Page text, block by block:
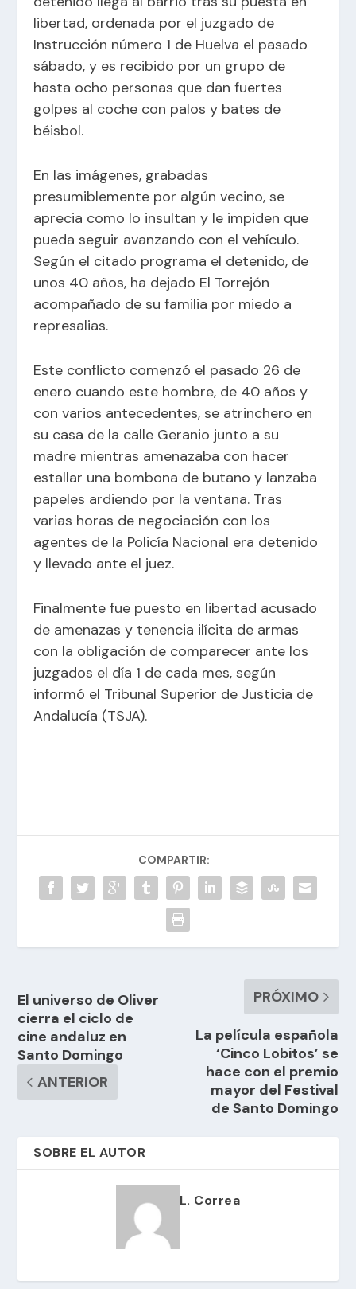
libertad, ordenada por el juzgado de
Instrucción número 1 de Huelva el pasado
sábado, y es recibido por un grupo de
hasta ocho personas que dan fuertes
golpes al coche con palos y bates de
béisbol.
En las imágenes, grabadas
presumiblemente por algún vecino, se
aprecia como lo insultan y le impiden que
pueda seguir avanzando con el vehículo.
Según el citado programa el detenido, de
unos 40 años, ha dejado El Torrejón
acompañado de su familia por miedo a
represalias.
Este conflicto comenzó el pasado 26 de
enero cuando este hombre, de 40 años y
con varios antecedentes, se atrinchero en
su casa de la calle Geranio junto a su
madre mientras amenazaba con hacer
estallar una bombona de butano y lanzaba
papeles ardiendo por la ventana. Tras
varias horas de negociación con los
agentes de la Policía Nacional era detenido
y llevado ante el juez.
Finalmente fue puesto en libertad acusado
de amenazas y tenencia ilícita de armas
con la obligación de comparecer ante los
juzgados el día 1 de cada mes, según
informó el Tribunal Superior de Justicia de
Andalucía (TSJA).
COMPARTIR:
El universo de Oliver
cierra el ciclo de
cine andaluz en
Santo Domingo
ANTERIOR
PRÓXIMO
La película española
‘Cinco Lobitos’ se
hace con el premio
mayor del Festival
de Santo Domingo
SOBRE EL AUTOR
L. Correa